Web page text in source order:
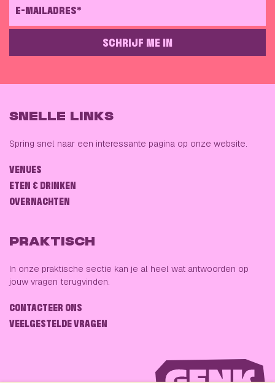
E-MAILADRES*
GELIEVE DIT VELD LEEG TE LATEN
SCHRIJF ME IN
SNELLE LINKS
Spring snel naar een interessante pagina op onze website.
VENUES
ETEN & DRINKEN
OVERNACHTEN
PRAKTISCH
In onze praktische sectie kan je al heel wat antwoorden op
jouw vragen terugvinden.
CONTACTEER ONS
VEELGESTELDE VRAGEN